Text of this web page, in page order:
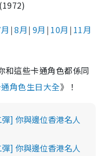
│8月 9月 10月 11月
和這些卡通角色都係同
角色生日大全》！
] 你與邊位香港名人
] 你與邊位香港名人